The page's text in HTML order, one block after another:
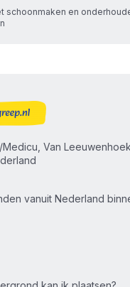
schoonmaken en
Van
vanuit Nederland